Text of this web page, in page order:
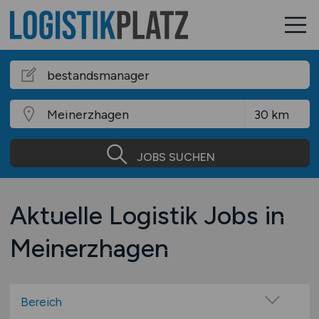
JOBS SUCHEN
Aktuelle Logistik Jobs in
Meinerzhagen
Bereich